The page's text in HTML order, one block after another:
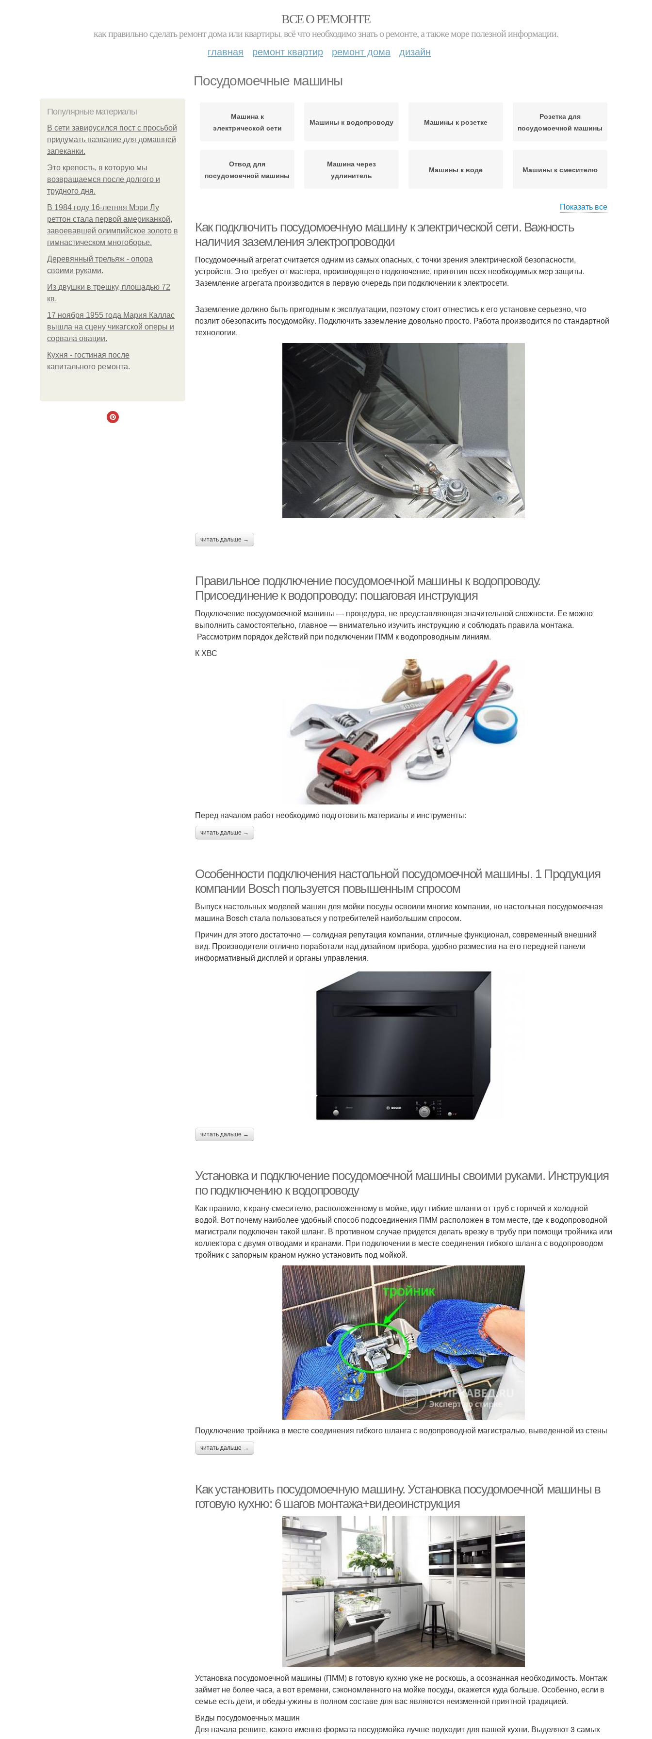
ВСЕ О РЕМОНТЕ
как правильно сделать ремонт дома или квартиры. всё что необходимо знать о ремонте, а также море полезной информации.
главная ремонт квартир ремонт дома дизайн
Посудомоечные машины
Популярные материалы
В сети завирусился пост с просьбой
придумать название для домашней
запеканки.
Это крепость, в которую мы
возвращаемся после долгого и
трудного дня.
В 1984 году 16-летняя Мэри Лу
реттон стала первой американкой,
завоевавшей олимпийское золото в
гимнастическом многоборье.
Деревянный трельяж - опора
своими руками.
Из двушки в трешку, площадью 72
кв.
17 ноября 1955 года Мария Каллас
вышла на сцену чикагской оперы и
сорвала овации.
Кухня - гостиная после
капитального ремонта.
Машина к
электрической сети
Машины к водопроводу Машины к розетке
Розетка для
посудомоечной машины
Отвод для
посудомоечной машины
Машина через
удлинитель
Машины к воде Машины к смесителю
посудомоечной машины
кухню
кухню
Машина под
столешницу
Машины к
электрической сети
Машины к канализации Машина к канализации
Машина к
коммуникациям
Машина к водопроводу Машины с аквастопом
Аквастоп в
посудомоечной машине
Машина без аквастопа
Вод в посудомоечной
машине
Слив в посудомоечной
машине
Машины к сифону
Показать все
Как подключить посудомоечную машину к электрической сети. Важность
наличия заземления электропроводки
Посудомоечный агрегат считается одним из самых опасных, с точки зрения электрической безопасности,
устройств. Это требует от мастера, производящего подключение, принятия всех необходимых мер защиты.
Заземление агрегата производится в первую очередь при подключении к электросети.
Заземление должно быть пригодным к эксплуатации, поэтому стоит отнестись к его установке серьезно, что
позлит обезопасить посудомойку. Подключить заземление довольно просто. Работа производится по стандартной
технологии.
читать дальше →
Правильное подключение посудомоечной машины к водопроводу.
Присоединение к водопроводу: пошаговая инструкция
Подключение посудомоечной машины — процедура, не представляющая значительной сложности. Ее можно
выполнить самостоятельно, главное — внимательно изучить инструкцию и соблюдать правила монтажа.
Рассмотрим порядок действий при подключении ПММ к водопроводным линиям.
К ХВС
Перед началом работ необходимо подготовить материалы и инструменты:
читать дальше →
Особенности подключения настольной посудомоечной машины. 1 Продукция
компании Bosch пользуется повышенным спросом
Выпуск настольных моделей машин для мойки посуды освоили многие компании, но настольная посудомоечная
машина Bosch стала пользоваться у потребителей наибольшим спросом.
Причин для этого достаточно — солидная репутация компании, отличные функционал, современный внешний
вид. Производители отлично поработали над дизайном прибора, удобно разместив на его передней панели
информативный дисплей и органы управления.
читать дальше →
Установка и подключение посудомоечной машины своими руками. Инструкция
по подключению к водопроводу
Как правило, к крану-смесителю, расположенному в мойке, идут гибкие шланги от труб с горячей и холодной
водой. Вот почему наиболее удобный способ подсоединения ПММ расположен в том месте, где к водопроводной
магистрали подключен такой шланг. В противном случае придется делать врезку в трубу при помощи тройника или
коллектора с двумя отводами и кранами. При подключении в месте соединения гибкого шланга с водопроводом
тройник с запорным краном нужно установить под мойкой.
Подключение тройника в месте соединения гибкого шланга с водопроводной магистралью, выведенной из стены
читать дальше →
Как установить посудомоечную машину. Установка посудомоечной машины в
готовую кухню: 6 шагов монтажа+видеоинструкция
Установка посудомоечной машины (ПММ) в готовую кухню уже не роскошь, а осознанная необходимость. Монтаж
займет не более часа, а вот времени, сэкономленного на мойке посуды, окажется куда больше. Особенно, если в
семье есть дети, и обеды-ужины в полном составе для вас являются неизменной приятной традицией.
Виды посудомоечных машин
Для начала решите, какого именно формата посудомойка лучше подходит для вашей кухни. Выделяют 3 самых